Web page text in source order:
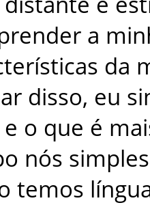
a
da
disso, eu
e o que é
nós
temos